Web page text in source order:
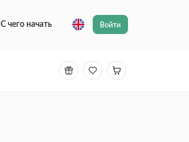
С чего начать
Войти